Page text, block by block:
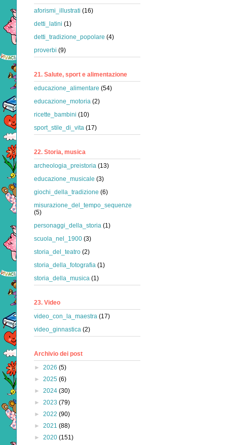
aforismi_illustrati (16)
detti_latini (1)
detti_tradizione_popolare (4)
proverbi (9)
21. Salute, sport e alimentazione
educazione_alimentare (54)
educazione_motoria (2)
ricette_bambini (10)
sport_stile_di_vita (17)
22. Storia, musica
archeologia_preistoria (13)
educazione_musicale (3)
giochi_della_tradizione (6)
misurazione_del_tempo_sequenze
(5)
personaggi_della_storia (1)
scuola_nel_1900 (3)
storia_del_teatro (2)
storia_della_fotografia (1)
storia_della_musica (1)
23. Video
video_con_la_maestra (17)
video_ginnastica (2)
Archivio dei post
► 2026 (5)
► 2025 (6)
► 2024 (30)
► 2023 (79)
► 2022 (90)
► 2021 (88)
► 2020 (151)